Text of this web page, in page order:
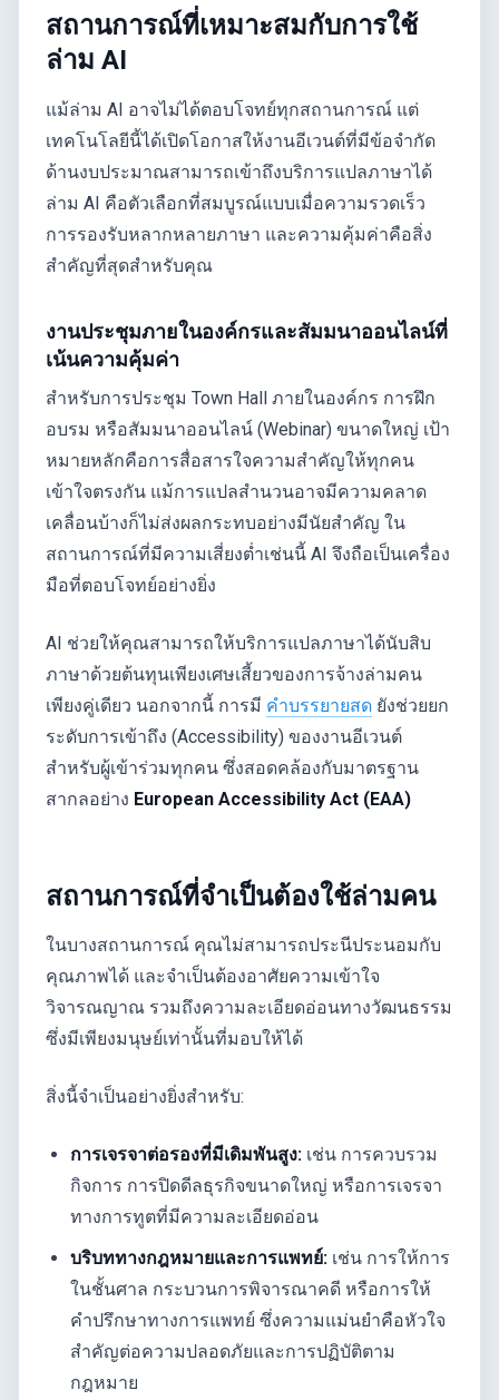
สถานการณ์ที่เหมาะสมกับการใช้
ล่าม AI
แม้ล่าม AI อาจไม่ได้ตอบโจทย์ทุกสถานการณ์ แต่
เทคโนโลยีนี้ได้เปิดโอกาสให้งานอีเวนต์ที่มีข้อจำกัด
ด้านงบประมาณสามารถเข้าถึงบริการแปลภาษาได้
ล่าม AI คือตัวเลือกที่สมบูรณ์แบบเมื่อความรวดเร็ว
การรองรับหลากหลายภาษา และความคุ้มค่าคือสิ่ง
สำคัญที่สุดสำหรับคุณ
งานประชุมภายในองค์กรและสัมมนาออนไลน์ที่
เน้นความคุ้มค่า
สำหรับการประชุม Town Hall ภายในองค์กร การฝึก
อบรม หรือสัมมนาออนไลน์ (Webinar) ขนาดใหญ่ เป้า
หมายหลักคือการสื่อสารใจความสำคัญให้ทุกคน
เข้าใจตรงกัน แม้การแปลสำนวนอาจมีความคลาด
เคลื่อนบ้างก็ไม่ส่งผลกระทบอย่างมีนัยสำคัญ ใน
สถานการณ์ที่มีความเสี่ยงต่ำเช่นนี้ AI จึงถือเป็นเครื่อง
มือที่ตอบโจทย์อย่างยิ่ง
AI ช่วยให้คุณสามารถให้บริการแปลภาษาได้นับสิบ
ภาษาด้วยต้นทุนเพียงเศษเสี้ยวของการจ้างล่ามคน
เพียงคู่เดียว นอกจากนี้ การมี คำบรรยายสด ยังช่วยยก
ระดับการเข้าถึง (Accessibility) ของงานอีเวนต์
สำหรับผู้เข้าร่วมทุกคน ซึ่งสอดคล้องกับมาตรฐาน
สากลอย่าง European Accessibility Act (EAA)
สถานการณ์ที่จำเป็นต้องใช้ล่ามคน
ในบางสถานการณ์ คุณไม่สามารถประนีประนอมกับ
คุณภาพได้ และจำเป็นต้องอาศัยความเข้าใจ
วิจารณญาณ รวมถึงความละเอียดอ่อนทางวัฒนธรรม
ซึ่งมีเพียงมนุษย์เท่านั้นที่มอบให้ได้
สิ่งนี้จำเป็นอย่างยิ่งสำหรับ:
การเจรจาต่อรองที่มีเดิมพันสูง: เช่น การควบรวม
กิจการ การปิดดีลธุรกิจขนาดใหญ่ หรือการเจรจา
ทางการทูตที่มีความละเอียดอ่อน
บริบททางกฎหมายและการแพทย์: เช่น การให้การ
ในชั้นศาล กระบวนการพิจารณาคดี หรือการให้
คำปรึกษาทางการแพทย์ ซึ่งความแม่นยำคือหัวใจ
สำคัญต่อความปลอดภัยและการปฏิบัติตาม
กฎหมาย